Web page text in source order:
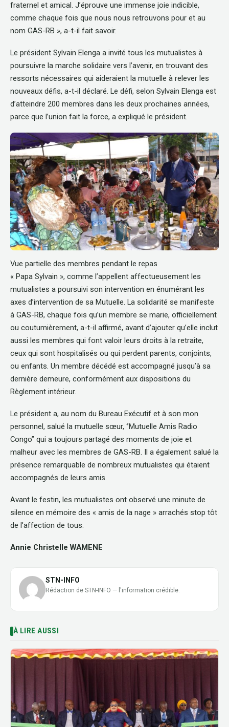
fraternel et amical. J’éprouve une immense joie indicible,
comme chaque fois que nous nous retrouvons pour et au
nom GAS-RB », a-t-il fait savoir.
Le président Sylvain Elenga a invité tous les mutualistes à
poursuivre la marche solidaire vers l’avenir, en trouvant des
ressorts nécessaires qui aideraient la mutuelle à relever les
nouveaux défis, a-t-il déclaré. Le défi, selon Sylvain Elenga est
d’atteindre 200 membres dans les deux prochaines années,
parce que l’union fait la force, a expliqué le président.
Vue partielle des membres pendant le repas
« Papa Sylvain », comme l’appellent affectueusement les
mutualistes a poursuivi son intervention en énumérant les
axes d’intervention de sa Mutuelle. La solidarité se manifeste
à GAS-RB, chaque fois qu’un membre se marie, officiellement
ou coutumièrement, a-t-il affirmé, avant d’ajouter qu’elle inclut
aussi les membres qui font valoir leurs droits à la retraite,
ceux qui sont hospitalisés ou qui perdent parents, conjoints,
ou enfants. Un membre décédé est accompagné jusqu’à sa
dernière demeure, conformément aux dispositions du
Règlement intérieur.
Le président a, au nom du Bureau Exécutif et à son mon
personnel, salué la mutuelle sœur, ‘’Mutuelle Amis Radio
Congo’’ qui a toujours partagé des moments de joie et
malheur avec les membres de GAS-RB. Il a également salué la
présence remarquable de nombreux mutualistes qui étaient
accompagnés de leurs amis.
Avant le festin, les mutualistes ont observé une minute de
silence en mémoire des « amis de la nage » arrachés stop tôt
de l’affection de tous.
Annie Christelle WAMENE
STN-INFO
Rédaction de STN-INFO — l'information crédible.
À LIRE AUSSI